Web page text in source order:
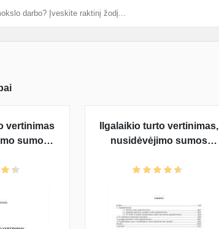
vertinimas
sumos
Ilgalaikio turto vertinimas,
nusidėvėjimo sumos